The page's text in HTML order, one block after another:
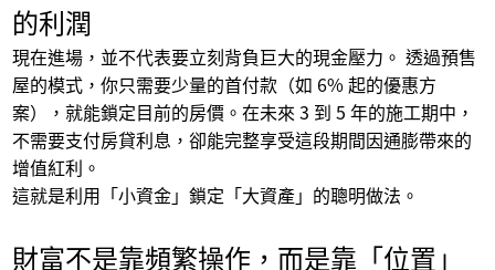
的利潤
現在進場，並不代表要立刻背負巨大的現金壓力。 透過預售
屋的模式，你只需要少量的首付款（如 6%起的優惠方
案），就能鎖定目前的房價。在未來 3 到 5年的施工期中，
不需要支付房貸利息，卻能完整享受這段期間因通膨帶來的
增值紅利。
這就是利用「小資金」鎖定「大資產」的聰明做法。
財富不是靠頻繁操作，而是靠「位置」